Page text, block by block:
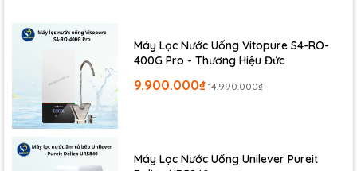
Toshiba – Tập đoàn lớn đến từ Nhật Bản
Công nghệ lọc nước hiện đại
máy lọc nước nóng lạnh
Toshiba TWP-H1660SVN(W)
Máy Lọc Nước Uống Vitopure S4-RO-
400G Pro - Thương Hiệu Đức
9.900.000₫ 14.990.000₫
Máy Lọc Nước Uống Unilever Pureit